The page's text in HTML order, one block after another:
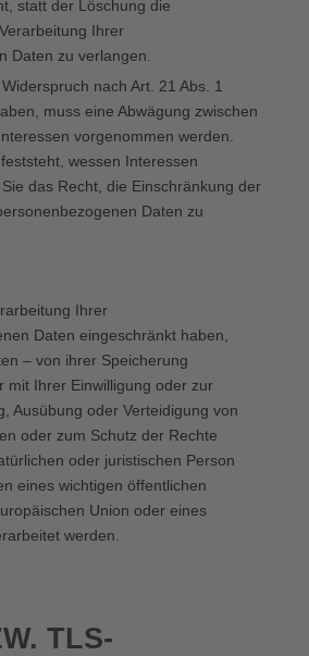
statt der Löschung die
Ihrer
Daten zu verlangen.
nach Art. 21 Abs. 1
muss eine Abwägung zwischen
vorgenommen werden.
wessen Interessen
das Recht, die Einschränkung der
Daten zu
Ihrer
Daten eingeschränkt haben,
– von ihrer Speicherung
mit Ihrer Einwilligung oder zur
Ausübung oder Verteidigung von
oder zum Schutz der Rechte
oder juristischen Person
eines wichtigen öffentlichen
Union oder eines
werden.
TLS-